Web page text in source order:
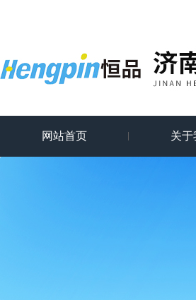
网站首页 关于